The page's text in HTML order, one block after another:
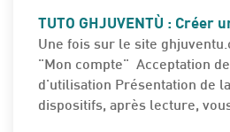
TUTO GHJUVENTÙ : Créer
Une fois sur le site
"Mon compte" Acceptation
d'utilisation Présentation de
dispositifs, après lecture,